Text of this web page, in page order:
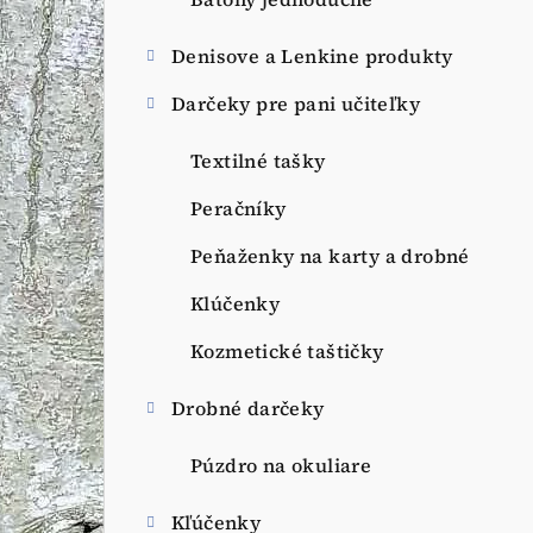
n
e
l
Denisove a Lenkine produkty
Darčeky pre pani učiteľky
Textilné tašky
Peračníky
Peňaženky na karty a drobné
Klúčenky
Kozmetické taštičky
Drobné darčeky
Púzdro na okuliare
Kľúčenky